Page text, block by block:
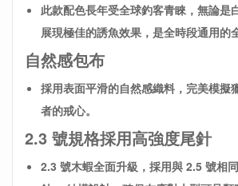
此款配色長年受全球釣客青睞，無論是
展現極佳的誘魚效果，是全時段通用的
自然感包布
採用表面平滑的自然感織料，完美模擬
者的戒心。
2.3 號規格採用高強度尾針
2.3 號木蝦全面升級，採用與 2.5 號相